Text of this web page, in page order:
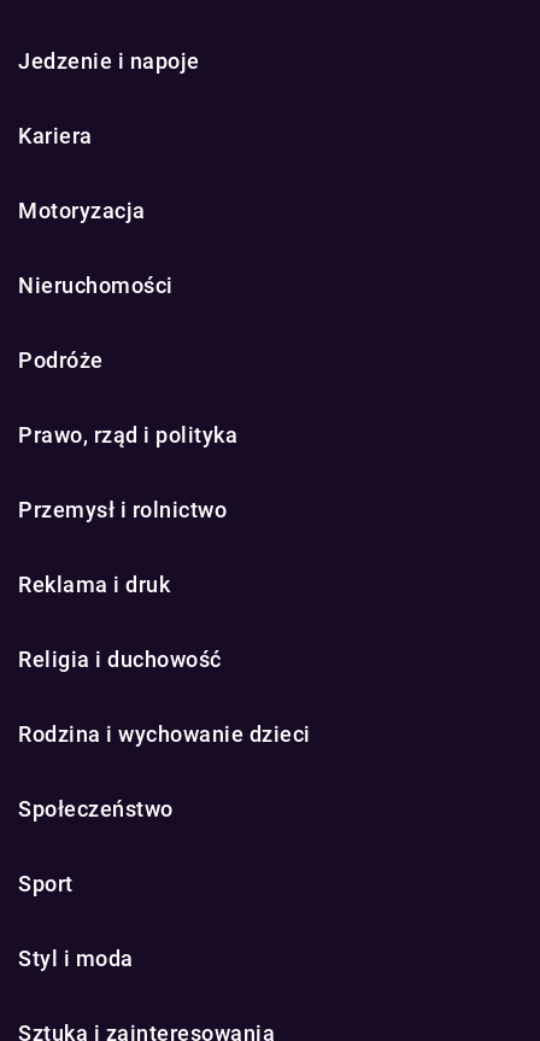
Jedzenie i napoje
Kariera
Motoryzacja
Nieruchomości
Podróże
Prawo, rząd i polityka
Przemysł i rolnictwo
Reklama i druk
Religia i duchowość
Rodzina i wychowanie dzieci
Społeczeństwo
Sport
Styl i moda
Sztuka i zainteresowania